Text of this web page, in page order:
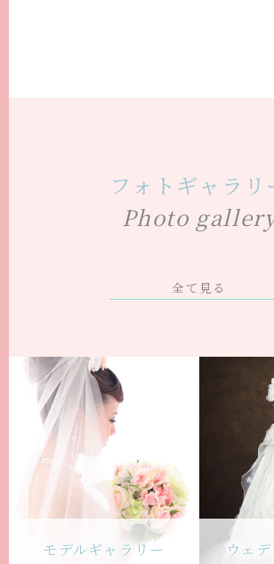
フォトギャラリ
Photo
全て見る
モデルギャラリー ウェ